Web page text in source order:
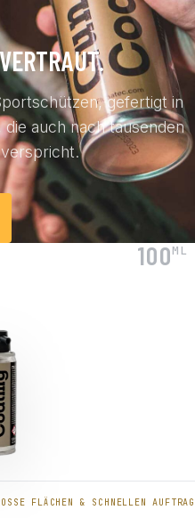
gefertigt in
auch nach tausenden
verspricht.
100ML
FLÄCHEN & SCHNELLEN AUFTRAG